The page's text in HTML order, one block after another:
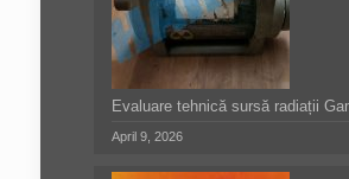
Evaluare tehnică sursă radiații
April 9, 2026